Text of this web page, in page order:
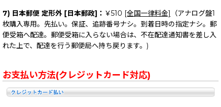
7) 日本郵便 定形外 [日本郵政]： ￥510 [全国一律料金]
（アナログ盤1
枚購入専用。先払い。保証、追跡番号ナシ。到着日時の指定ナシ。郵
便受箱へ配達。郵便受箱に入らない場合は、不在配達通知書を差し入
れた上で、配達を行う郵便局へ持ち戻ります。)
お支払い方法(クレジットカード対応)